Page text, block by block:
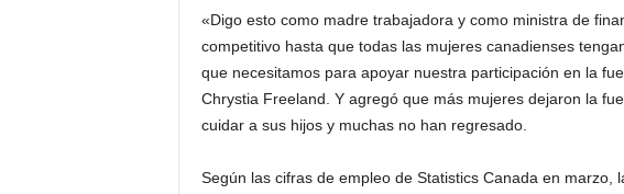
«Digo esto como madre trabajadora y como ministra de
competitivo hasta que todas las mujeres canadienses
que necesitamos para apoyar nuestra participación en la
Chrystia Freeland. Y agregó que más mujeres dejaron la
cuidar a sus hijos y muchas no han regresado.
Según las cifras de empleo de Statistics Canada en marzo,